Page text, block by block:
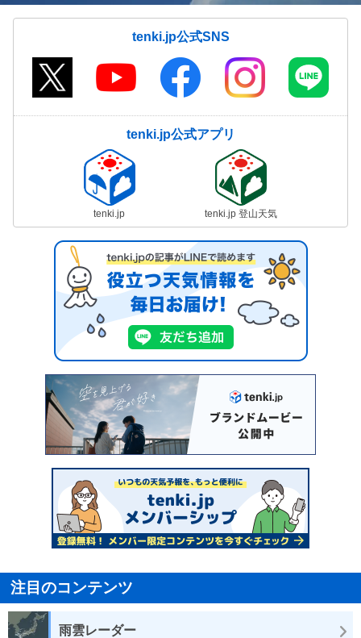
tenki.jp公式SNS
tenki.jp公式アプリ
tenki.jp tenki.jp 登山天気
注目のコンテンツ
雨雲レーダー